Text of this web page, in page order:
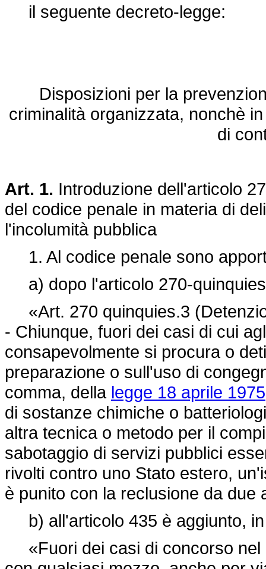
il seguente decreto-legge:
Disposizioni per la
criminalità organizzata, nonchè
di
Art. 1. Introduzione dell'articolo
del codice penale in materia di
l'incolumità pubblica
1. Al codice penale sono
a) dopo l'articolo 270-
«Art. 270 quinquies.3
- Chiunque, fuori dei casi di cui
consapevolmente si procura o
preparazione o sull'uso di
comma, della legge 18 aprile
di sostanze chimiche o
altra tecnica o metodo per il
sabotaggio di servizi pubblici
rivolti contro uno Stato estero,
è punito con la reclusione da due
b) all'articolo 435 è aggiunto,
«Fuori dei casi di concorso nel